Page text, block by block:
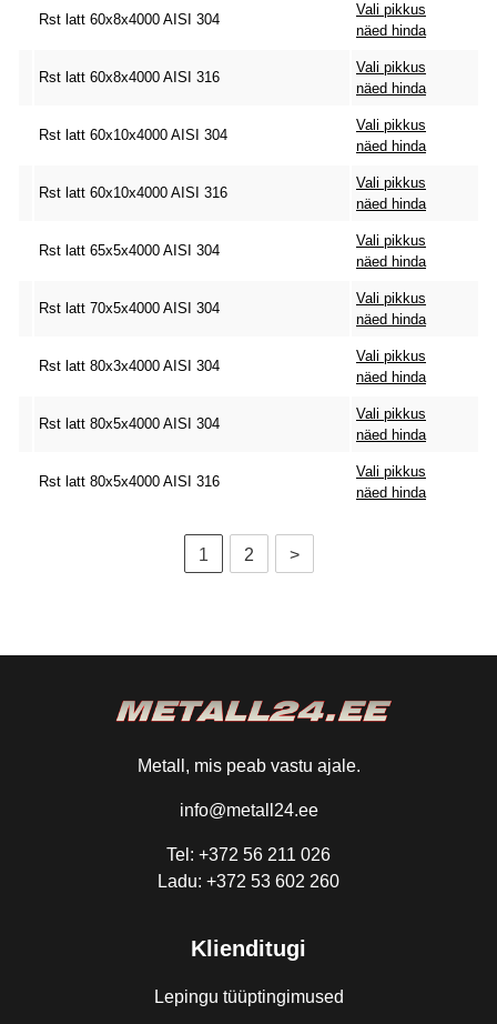
Rst latt 60x8x4000 AISI 304
Vali pikkus
näed hinda
Rst latt 60x8x4000 AISI 316
Vali pikkus
näed hinda
Rst latt 60x10x4000 AISI 304
Vali pikkus
näed hinda
Rst latt 60x10x4000 AISI 316
Vali pikkus
näed hinda
Rst latt 65x5x4000 AISI 304
Vali pikkus
näed hinda
Rst latt 70x5x4000 AISI 304
Vali pikkus
näed hinda
Rst latt 80x3x4000 AISI 304
Vali pikkus
näed hinda
Rst latt 80x5x4000 AISI 304
Vali pikkus
näed hinda
Rst latt 80x5x4000 AISI 316
Vali pikkus
näed hinda
1 2 >
Metall, mis peab vastu ajale.
info@metall24.ee
Tel: +372 56 211 026
Ladu: +372 53 602 260
Klienditugi
Lepingu tüüptingimused